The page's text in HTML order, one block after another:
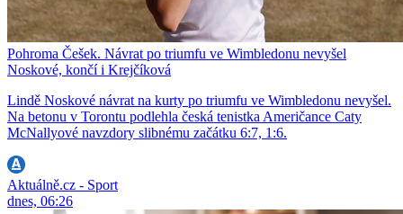
Pohroma Češek. Návrat po triumfu ve Wimbledonu nevyšel
Noskové, končí i Krejčíková
Lindě Noskové návrat na kurty po triumfu ve Wimbledonu nevyšel.
Na betonu v Torontu podlehla česká tenistka Američance Caty
McNallyové navzdory slibnému začátku 6:7, 1:6.
Aktuálně.cz - Sport
dnes, 06:26